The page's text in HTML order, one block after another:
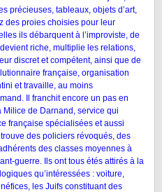
précieuses, tableaux, objets d’art,
des proies choisies pour leur
ils débarquent à l’improviste, de
riche, multiplie les relations,
discret et compétent, ainsi que de
française, organisation
et travaille, au moins
Il franchit encore un pas en
de Darnand, service qui
française spécialisées et aussi
des policiers révoqués, des
des classes moyennes à
guerre. Ils ont tous étés attirés à la
qu’intéressées : voiture,
les Juifs constituant des